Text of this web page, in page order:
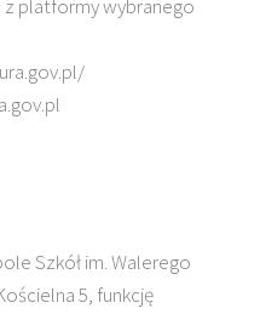
z platformy wybranego
Szkół im. Walerego
5, funkcję